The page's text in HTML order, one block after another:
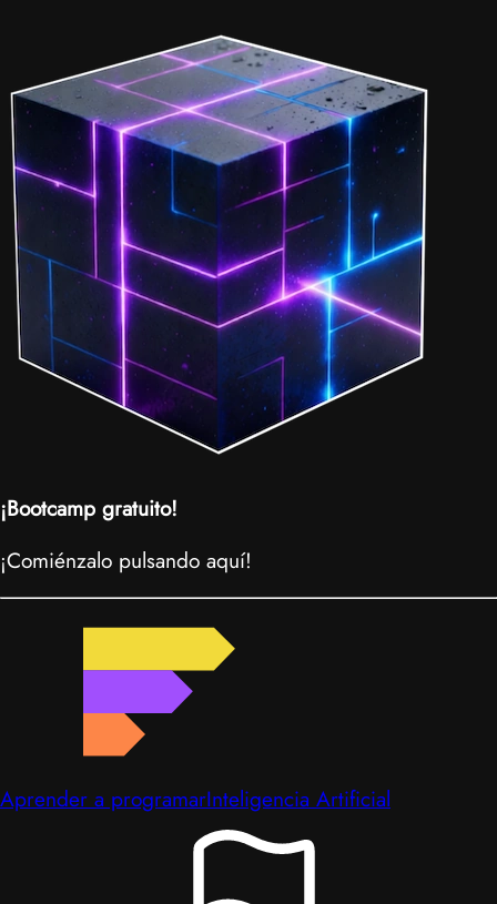
¡Bootcamp gratuito!
¡Comiénzalo pulsando aquí!
Aprender a programarInteligencia Artificial